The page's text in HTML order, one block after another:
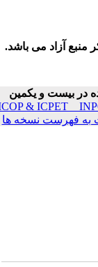
منبع آزاد می باشد.
در بیست و یکمین
ICOP & ICPET _
فهرست نسخه ها